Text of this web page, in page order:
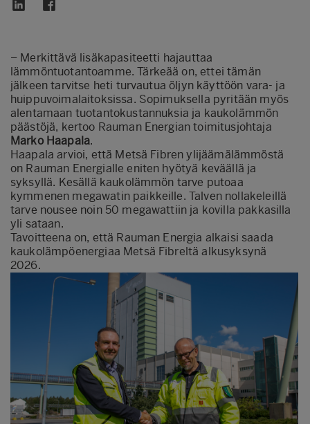
– Merkittävä lisäkapasiteetti hajauttaa
lämmöntuotantoamme. Tärkeää on, ettei tämän
jälkeen tarvitse heti turvautua öljyn käyttöön vara- ja
huippuvoimalaitoksissa. Sopimuksella pyritään myös
alentamaan tuotantokustannuksia ja kaukolämmön
päästöjä, kertoo Rauman Energian toimitusjohtaja
Marko Haapala.
Haapala arvioi, että Metsä Fibren ylijäämälämmöstä
on Rauman Energialle eniten hyötyä keväällä ja
syksyllä. Kesällä kaukolämmön tarve putoaa
kymmenen megawatin paikkeille. Talven nollakeleillä
tarve nousee noin 50 megawattiin ja kovilla pakkasilla
yli sataan.
Tavoitteena on, että Rauman Energia alkaisi saada
kaukolämpöenergiaa Metsä Fibreltä alkusyksynä
2026.